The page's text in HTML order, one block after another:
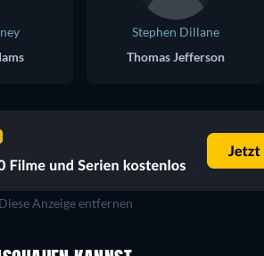
Stephen Dillane
Thomas Jefferson
Diese Anzeige entfernen